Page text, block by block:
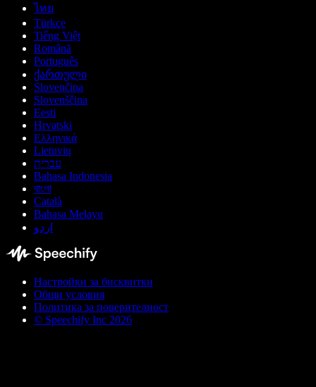
ไทย
Türkçe
Tiếng Việt
Română
Português
ქართული
Slovenčina
Slovenščina
Eesti
Hrvatski
Ελληνικά
Lietuvių
עברית
Bahasa Indonesia
বাংলা
Català
Bahasa Melayu
اردو
Настройки за бисквитки
Общи условия
Политика за поверителност
© Speechify Inc 2026